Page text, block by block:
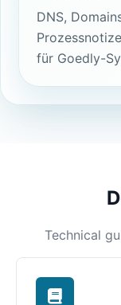
DNS,
für Goedly-
Technical